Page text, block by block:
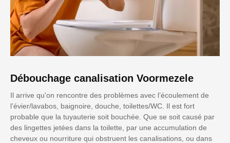
Débouchage canalisation Voormezele
Il arrive qu'on rencontre des problèmes avec l’écoulement de
l’évier/lavabos, baignoire, douche, toilettes/WC. Il est fort
probable que la tuyauterie soit bouchée. Que se soit causé par
des lingettes jetées dans la toilette, par une accumulation de
cheveux ou nourriture qui obstruent les canalisations, ou dans